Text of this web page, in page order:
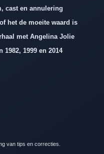
cast en annulering
het de moeite waard is
met Angelina Jolie
1999 en 2014
van tips en correcties.